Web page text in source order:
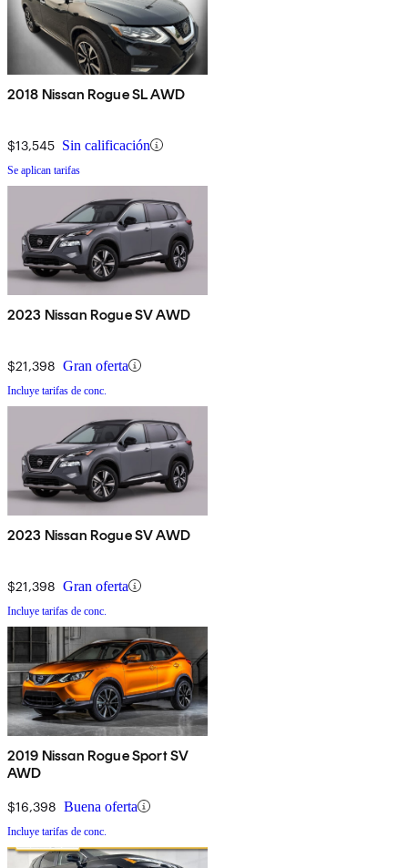
2018 Nissan Rogue SL AWD
$13,545 Sin calificación
Se aplican tarifas
2023 Nissan Rogue SV AWD
$21,398 Gran oferta
Incluye tarifas de conc.
2023 Nissan Rogue SV AWD
$21,398 Gran oferta
Incluye tarifas de conc.
2019 Nissan Rogue Sport SV
AWD
$16,398 Buena oferta
Incluye tarifas de conc.